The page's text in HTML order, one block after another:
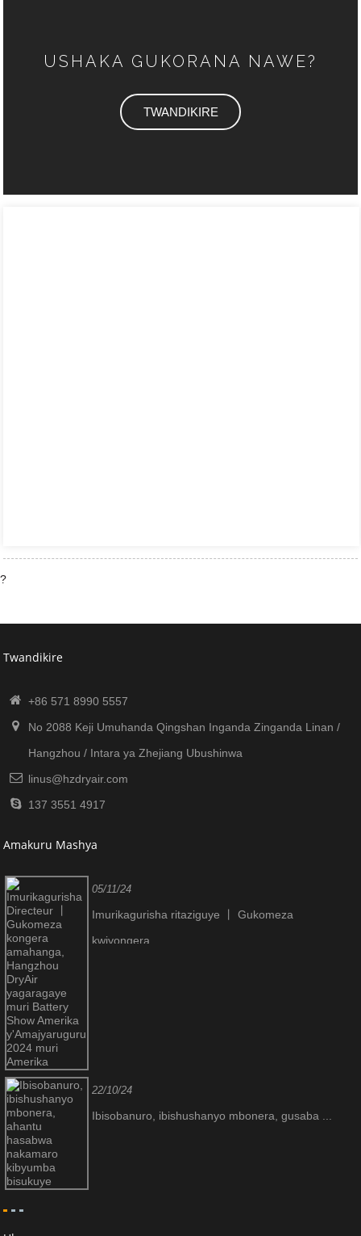
USHAKA GUKORANA NAWE?
TWANDIKIRE
?
Twandikire
+86 571 8990 5557
No 2088 Keji Umuhanda Qingshan Inganda Zinganda Linan /
Hangzhou / Intara ya Zhejiang Ubushinwa
linus@hzdryair.com
137 3551 4917
Amakuru Mashya
05/11/24
Imurikagurisha ritaziguye 丨 Gukomeza
kwiyongera ...
22/10/24
Ibisobanuro, ibishushanyo mbonera, gusaba ...